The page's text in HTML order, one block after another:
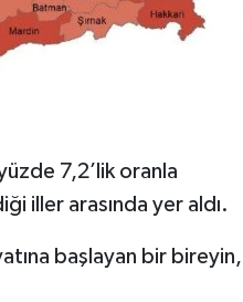
7,2’lik oranla
iller arasında yer aldı.
başlayan bir bireyin,